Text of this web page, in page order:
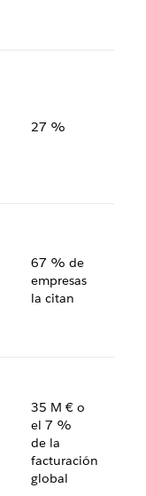
27 %
67 % de
empresas
la citan
35 M € o
el 7 %
de la
facturación
global